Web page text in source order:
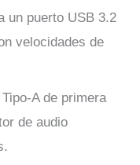
un puerto USB 3.2
velocidades de
A de primera
de audio